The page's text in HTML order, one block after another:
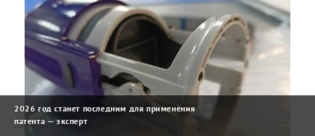
2026 год станет последним для применения
патента — эксперт